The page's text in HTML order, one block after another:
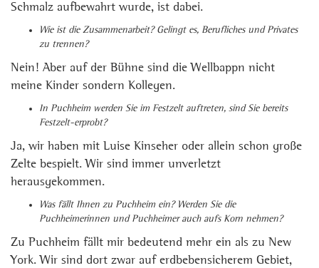
Schmalz aufbewahrt wurde, ist dabei.
Wie ist die Zusammenarbeit? Gelingt es, Berufliches und Privates
zu trennen?
Nein! Aber auf der Bühne sind die Wellbappn nicht
meine Kinder sondern Kollegen.
In Puchheim werden Sie im Festzelt auftreten, sind Sie bereits
Festzelt-erprobt?
Ja, wir haben mit Luise Kinseher oder allein schon große
Zelte bespielt. Wir sind immer unverletzt
herausgekommen.
Was fällt Ihnen zu Puchheim ein? Werden Sie die
Puchheimerinnen und Puchheimer auch aufs Korn nehmen?
Zu Puchheim fällt mir bedeutend mehr ein als zu New
York. Wir sind dort zwar auf erdbebensicherem Gebiet,